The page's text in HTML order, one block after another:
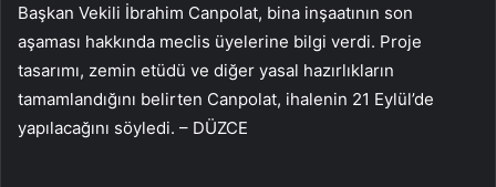
Başkan Vekili İbrahim Canpolat, bina inşaatının son
aşaması hakkında meclis üyelerine bilgi verdi. Proje
tasarımı, zemin etüdü ve diğer yasal hazırlıkların
tamamlandığını belirten Canpolat, ihalenin 21 Eylül’de
yapılacağını söyledi. – DÜZCE